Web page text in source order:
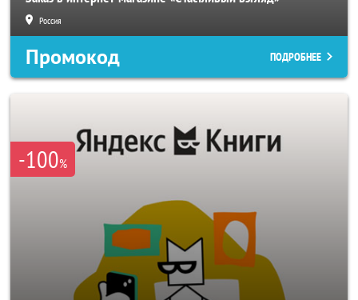
Россия
Промокод ПОДРОБНЕЕ
-100%